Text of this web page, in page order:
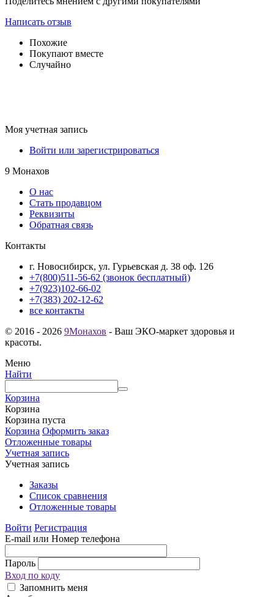
Написать отзыв
Похожие
Покупают вместе
Случайно
Моя учетная запись
Войти или зарегистрироваться
9 Монахов
О нас
Стать продавцом
Реквизиты
Обратная связь
Контакты
г. Новосибирск, ул. Гурьевская д. 38 оф. 126
+7(800)511-56-62 (звонок бесплатный)
+7(923)102-66-02
+7(383) 202-12-62
все контакты
© 2016 - 2026 9Монахов - Ваш ЭКО-маркет здоровья и
красоты.
Меню
Найти
Корзина
Корзина
Корзина пуста
Корзина Оформить заказ
Отложенные товары
Учетная запись
Учетная запись
Заказы
Список сравнения
Отложенные товары
Войти Регистрация
E-mail или Номер телефона
Пароль
Вход по коду
Запомнить меня